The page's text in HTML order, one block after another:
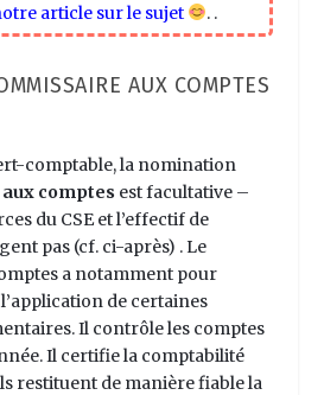
article sur le sujet ..
AUX COMPTES
comptable, la nomination
comptes est facultative –
du CSE et l’effectif de
pas (cf. ci-après) . Le
a notamment pour
de certaines
Il contrôle les comptes
Il certifie la comptabilité
restituent de manière fiable la